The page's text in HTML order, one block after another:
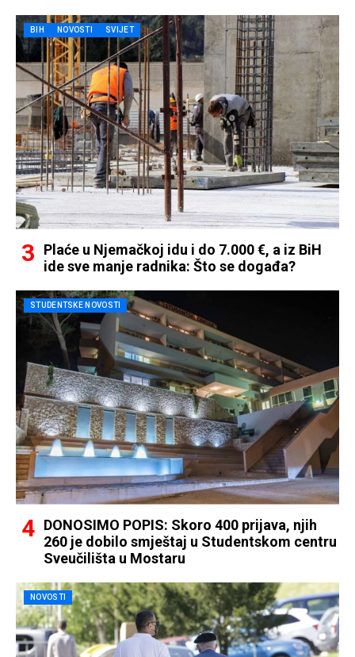
BIH NOVOSTI SVIJET
Plaće u Njemačkoj idu i do 7.000 €, a iz BiH
ide sve manje radnika: Što se događa?
STUDENTSKE NOVOSTI
DONOSIMO POPIS: Skoro 400 prijava, njih
260 je dobilo smještaj u Studentskom centru
Sveučilišta u Mostaru
NOVOSTI